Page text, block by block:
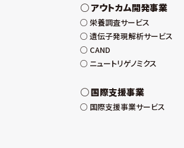
アウトカム開発事業
栄養調査サービス
遺伝子発現解析サービス
CAND
ニュートリゲノミクス
国際支援事業
国際支援事業サービス